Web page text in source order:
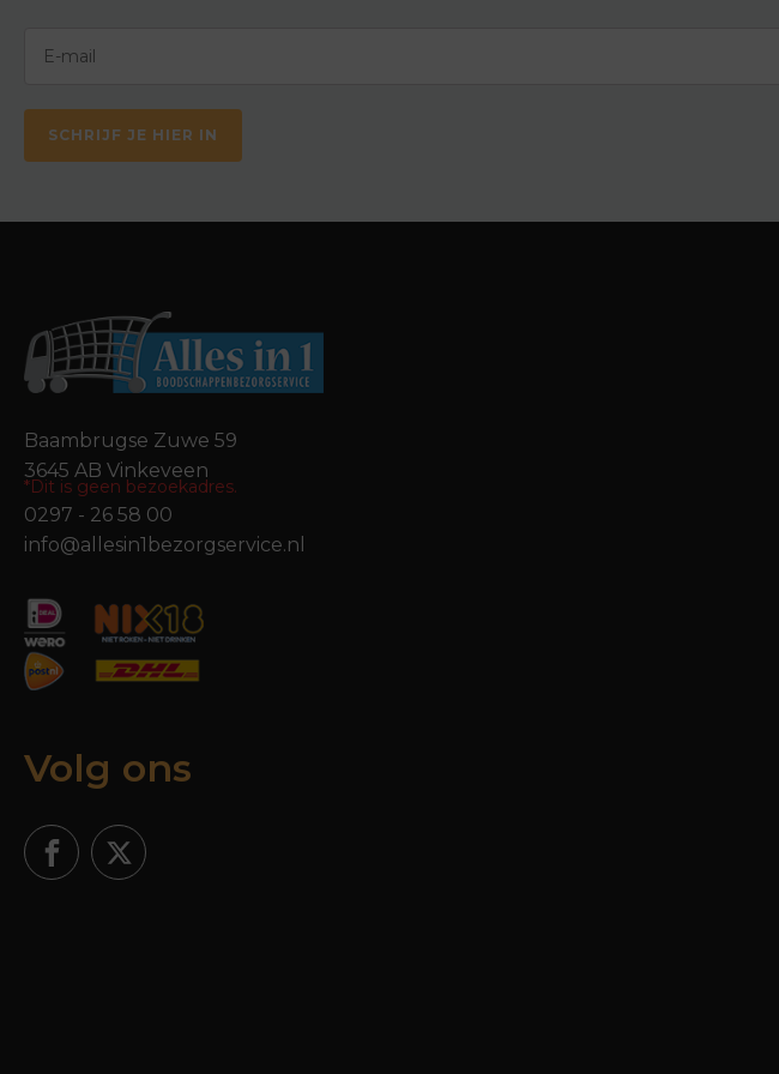
SCHRIJF JE HIER IN
Baambrugse Zuwe 59
3645 AB Vinkeveen
*Dit is geen bezoekadres.
0297 - 26 58 00
info@allesin1bezorgservice.nl
Volg ons